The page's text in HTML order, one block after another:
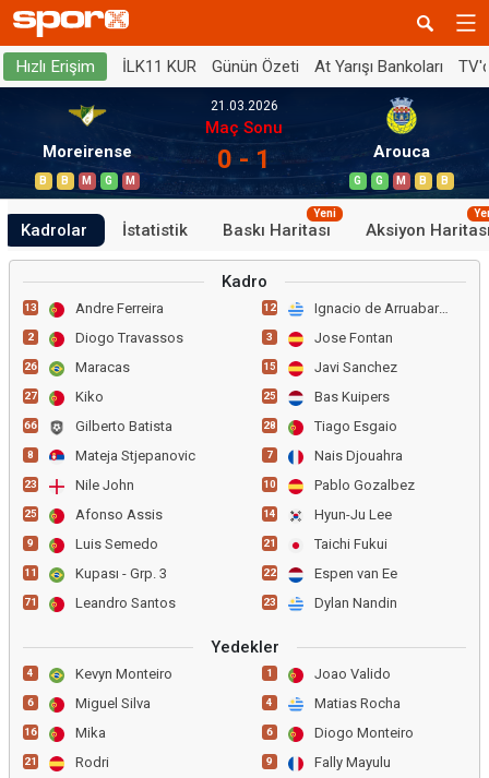
Hızlı Erişim İLK11 KUR Günün Özeti At Yarışı Bankoları
Moreirense
B B M G M
21.03.2026
Maç Sonu
0 - 1 Arouca
G G M B B
Kadrolar İstatistik Baskı Haritası
Yeni
Aksiyon
Kadro
13 Andre Ferreira
2 Diogo Travassos
26 Maracas
27 Kiko
66 Gilberto Batista
8 Mateja Stjepanovic
23 Nile John
25 Afonso Assis
9 Luis Semedo
11 Kupası - Grp. 3
71 Leandro Santos
12 Ignacio de Arruabarrena
3 Jose Fontan
15 Javi Sanchez
25 Bas Kuipers
28 Tiago Esgaio
7 Nais Djouahra
10 Pablo Gozalbez
14 Hyun-Ju Lee
21 Taichi Fukui
22 Espen van Ee
23 Dylan Nandin
Yedekler
4 Kevyn Monteiro
6 Miguel Silva
16 Mika
21 Rodri
1 Joao Valido
4 Matias Rocha
6 Diogo Monteiro
9 Fally Mayulu